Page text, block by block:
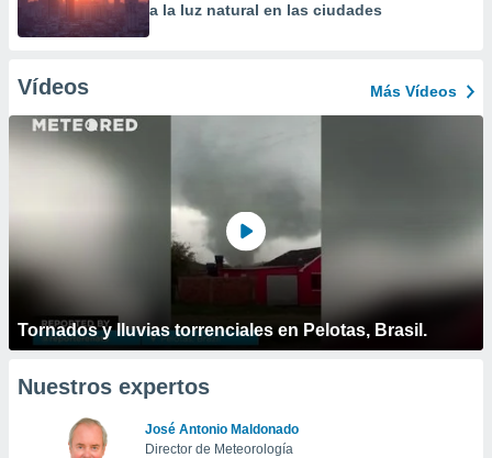
a la luz natural en las ciudades
Vídeos Más Vídeos
Tornados y lluvias torrenciales en Pelotas, Brasil.
Nuestros expertos
José Antonio Maldonado
Director de Meteorología